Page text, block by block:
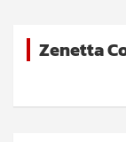
Zenetta